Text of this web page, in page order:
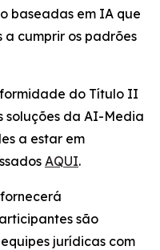
baseadas em IA que
cumprir os padrões
do Título II
soluções da AI-Media
a estar em
AQUI.
são
jurídicas com